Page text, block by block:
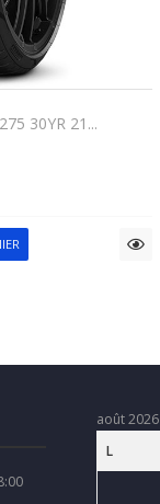
30YR 21...
août 2026
L